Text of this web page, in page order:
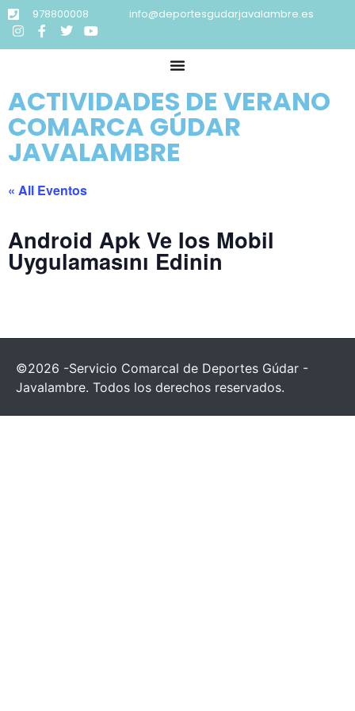
978800008 info@deportesgudarjavalambre.es
ACTIVIDADES DE VERANO
COMARCA GÚDAR
JAVALAMBRE
« All Eventos
Android Apk Ve Ios Mobil
Uygulamasını Edinin
©2026 -Servicio Comarcal de Deportes Gúdar -
Javalambre. Todos los derechos reservados.